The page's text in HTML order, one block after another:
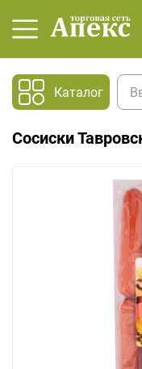
Каталог
Сосиски